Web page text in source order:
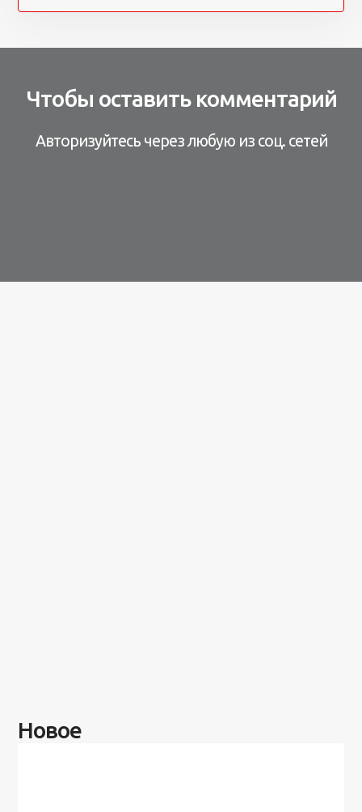
Чтобы оставить комментарий
Авторизуйтесь через любую из соц. сетей
Новое